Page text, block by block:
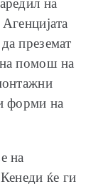
на
преземат
помош на
форми на
на
ќе ги